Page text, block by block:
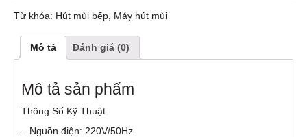
Từ khóa: Hút mùi bếp Máy hút mùi
Mô tả Đánh giá (0)
Mô tả sản phẩm
Thông Số Kỹ Thuật
– Nguồn điện: 220V/50Hz